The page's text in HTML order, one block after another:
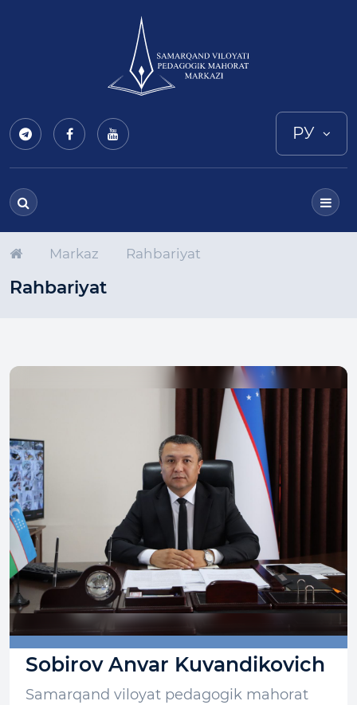
РУ
Markaz Rahbariyat
Rahbariyat
Sobirov Anvar Kuvandikovich
Samarqand viloyat pedagogik mahorat